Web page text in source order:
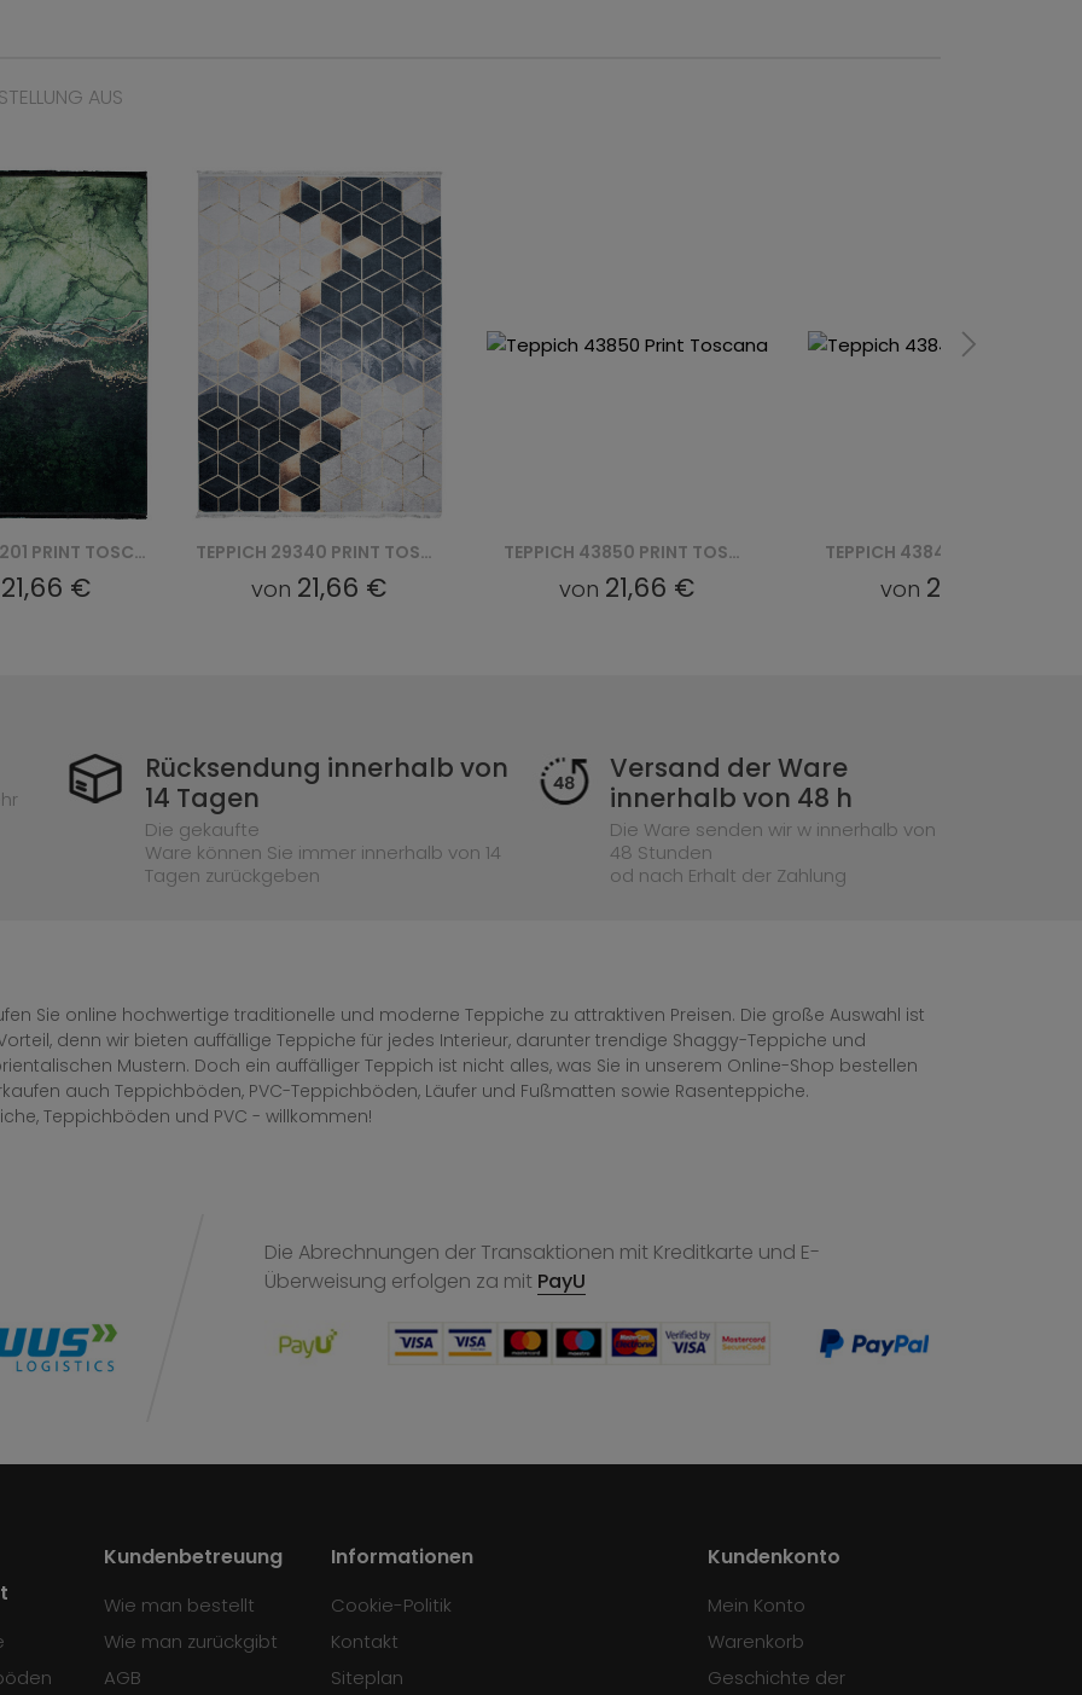
AUS
TEPPICH 29340 PRINT TOSCANA
21,66 € von21,66 € von21,66 € von
Rücksendung innerhalb von
14 Tagen
Die gekaufte
Ware können Sie immer innerhalb von 14
Tagen zurückgeben
Versand der Ware
innerhalb von 48 h
Die Ware senden wir w innerhalb von
48 Stunden
od nach Erhalt der Zahlung
Sie online hochwertige traditionelle und moderne Teppiche zu attraktiven Preisen. Die große Auswahl ist
denn wir bieten auffällige Teppiche für jedes Interieur, darunter trendige Shaggy-Teppiche und
Mustern. Doch ein auffälliger Teppich ist nicht alles, was Sie in unserem Online-Shop bestellen
auch Teppichböden, PVC-Teppichböden, Läufer und Fußmatten sowie Rasenteppiche.
Teppichböden und PVC - willkommen!
Die Abrechnungen der Transaktionen mit Kreditkarte und E-
Überweisung erfolgen za mit PayU
Kundenbetreuung
Wie man bestellt
Wie man zurückgibt
AGB
Informationen
Cookie-Politik
Kontakt
Siteplan
Kundenkonto
Mein Konto
Warenkorb
Geschichte der